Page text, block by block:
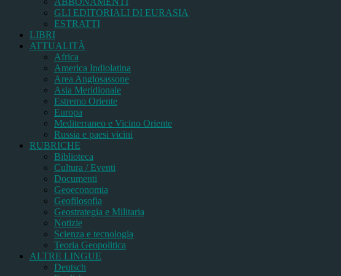
GLI EDITORIALI DI EURASIA
ESTRATTI
LIBRI
ATTUALITÀ
Africa
America Indiolatina
Area Anglosassone
Asia Meridionale
Estremo Oriente
Europa
Mediterraneo e Vicino Oriente
Russia e paesi vicini
RUBRICHE
Biblioteca
Cultura / Eventi
Documenti
Geoeconomia
Geofilosofia
Geostrategia e Militaria
Notizie
Scienza e tecnologia
Teoria Geopolitica
ALTRE LINGUE
Deutsch